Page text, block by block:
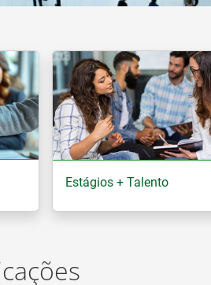
Estágios + Talento